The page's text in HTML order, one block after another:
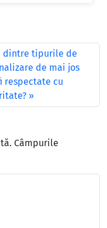
dintre tipurile de
de mai jos
respectate cu
Câmpurile